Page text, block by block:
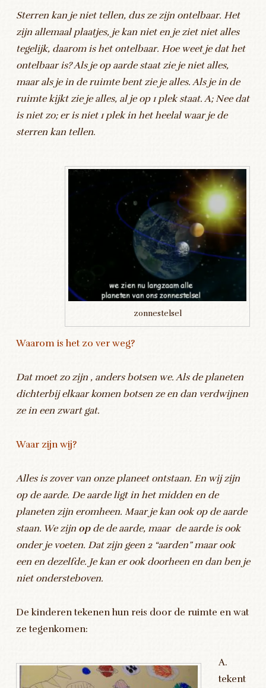
Sterren kan je niet tellen, dus ze zijn ontelbaar. Het
zijn allemaal plaatjes, je kan niet en je ziet niet alles
tegelijk, daarom is het ontelbaar. Hoe weet je dat het
ontelbaar is? Als je op aarde staat zie je niet alles,
maar als je in de ruimte bent zie je alles. Als je in de
ruimte kijkt zie je alles, al je op 1 plek staat. A; Nee dat
is niet zo; er is niet 1 plek in het heelal waar je de
sterren kan tellen.
zonnestelsel
Waarom is het zo ver weg?
Dat moet zo zijn , anders botsen we. Als de planeten
dichterbij elkaar komen botsen ze en dan verdwijnen
ze in een zwart gat.
Waar zijn wij?
Alles is zover van onze planeet ontstaan. En wij zijn
op de aarde. De aarde ligt in het midden en de
planeten zijn eromheen. Maar je kan ook op de aarde
staan. We zijn opde de aarde, maar de aarde is ook
onder je voeten. Dat zijn geen 2 “aarden” maar ook
een en dezelfde. Je kan er ook doorheen en dan ben je
niet ondersteboven.
De kinderen tekenen hun reis door de ruimte en wat
ze tegenkomen:
A.
tekent